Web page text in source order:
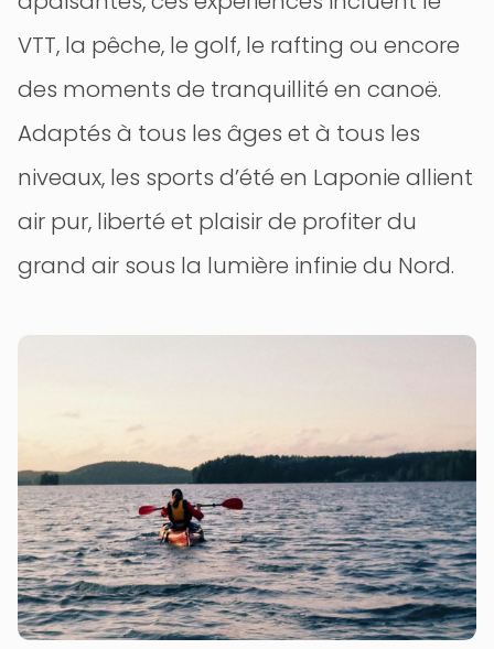
VTT, la pêche, le golf, le rafting ou encore
des moments de tranquillité en canoë.
Adaptés à tous les âges et à tous les
niveaux, les sports d’été en Laponie allient
air pur, liberté et plaisir de profiter du
grand air sous la lumière infinie du Nord.